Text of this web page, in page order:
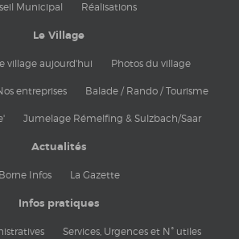
Municipal Réalisations
Le Village
village aujourd'hui Photos du village
entreprises Balade / Rando / Tourisme
Jumelage Rémelfing & Sulzbach/Saar
Actualités
Borne Infos La Gazette
Infos pratiques
Services, Urgences et N° utiles